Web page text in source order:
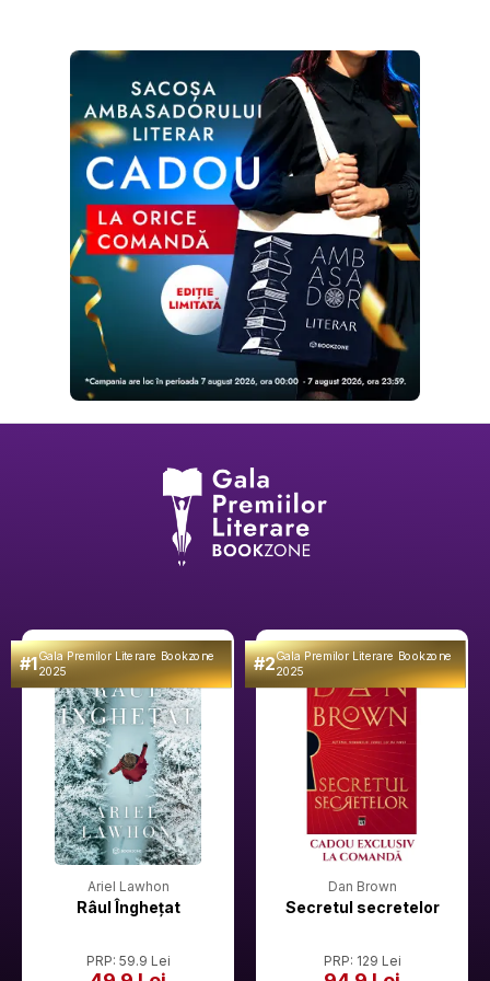
#1Gala Premilor Literare Bookzone
2025
Ariel Lawhon
Râul Înghețat
PRP: 59.9 Lei
#2Gala Premilor Literare Bookzone
2025
Dan Brown
Secretul secretelor
PRP: 129 Lei